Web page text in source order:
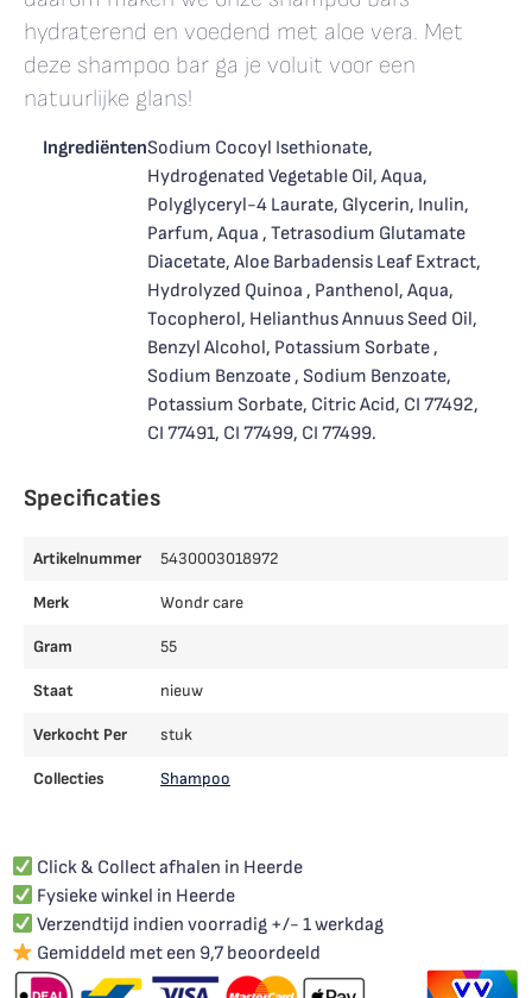
hydraterend en voedend met aloe vera. Met
deze shampoo bar ga je voluit voor een
natuurlijke glans!
IngrediëntenSodium Cocoyl Isethionate,
Hydrogenated Vegetable Oil, Aqua,
Polyglyceryl-4 Laurate, Glycerin, Inulin,
Parfum, Aqua , Tetrasodium Glutamate
Diacetate, Aloe Barbadensis Leaf Extract,
Hydrolyzed Quinoa , Panthenol, Aqua,
Tocopherol, Helianthus Annuus Seed Oil,
Benzyl Alcohol, Potassium Sorbate ,
Sodium Benzoate , Sodium Benzoate,
Potassium Sorbate, Citric Acid, CI 77492,
CI 77491, CI 77499, CI 77499.
Specificaties
Artikelnummer 5430003018972
Merk Wondr care
Gram 55
Staat nieuw
Verkocht Per stuk
Collecties Shampoo
Click & Collect afhalen in Heerde
Fysieke winkel in Heerde
Verzendtijd indien voorradig +/- 1 werkdag
Gemiddeld met een 9,7 beoordeeld